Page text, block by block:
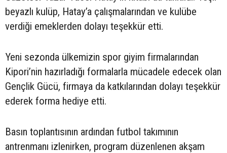
beyazlı kulüp, Hatay’a çalışmalarından ve kulübe
verdiği emeklerden dolayı teşekkür etti.
Yeni sezonda ülkemizin spor giyim firmalarından
Kipori’nin hazırladığı formalarla mücadele edecek olan
Gençlik Gücü, firmaya da katkılarından dolayı teşekkür
ederek forma hediye etti.
Basın toplantısının ardından futbol takımının
antrenmanı izlenirken, program düzenlenen akşam